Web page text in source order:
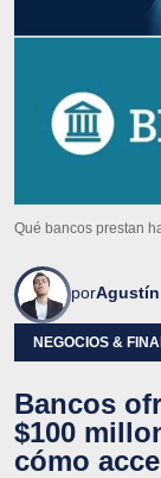
Qué bancos prestan
porAgustín
NEGOCIOS &
Bancos
$100
cómo